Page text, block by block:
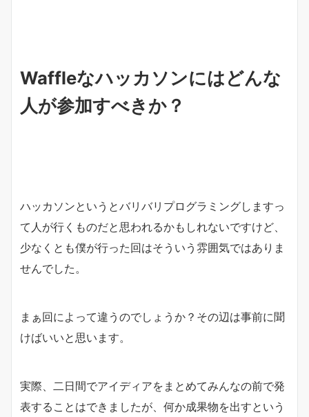
Waffleなハッカソンにはどんな
人が参加すべきか？
ハッカソンというとバリバリプログラミングしますっ
て人が行くものだと思われるかもしれないですけど、
少なくとも僕が行った回はそういう雰囲気ではありま
せんでした。
まぁ回によって違うのでしょうか？その辺は事前に聞
けばいいと思います。
実際、二日間でアイディアをまとめてみんなの前で発
表することはできましたが、何か成果物を出すという